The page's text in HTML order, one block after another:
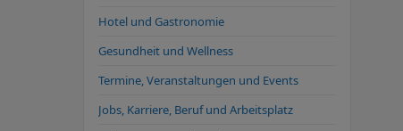
Hotel und Gastronomie
Gesundheit und Wellness
Termine, Veranstaltungen und Events
Jobs, Karriere, Beruf und Arbeitsplatz